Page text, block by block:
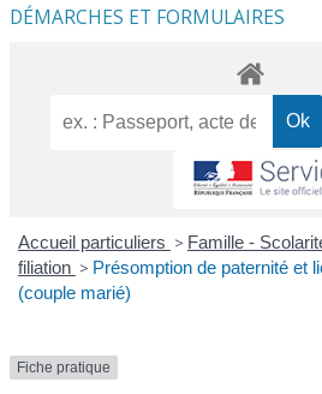
DÉMARCHES ET FORMULAIRES
Accueil particuliers > Famille -
filiation > Présomption de paternité et
(couple marié)
Fiche pratique